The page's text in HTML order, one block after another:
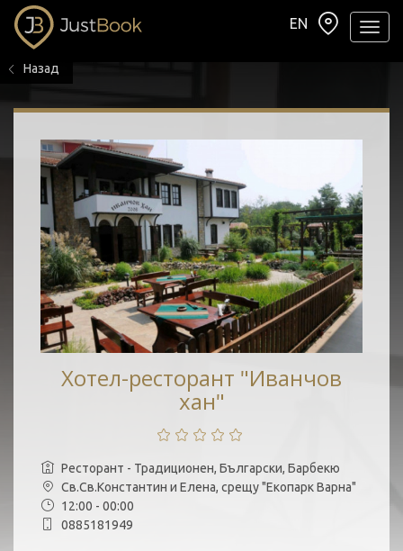
EN
Назад
Хотел-ресторант "Иванчов
хан"
Ресторант - Традиционен, Български, Барбекю
Св.Св.Константин и Елена, срещу "Екопарк Варна"
12:00 - 00:00
0885181949